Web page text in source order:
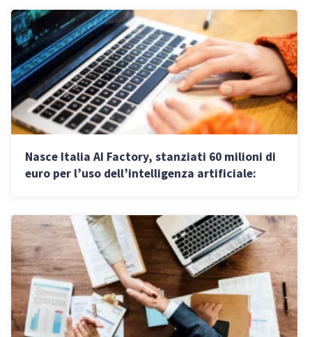
Nasce Italia AI Factory, stanziati 60 milioni di
euro per l’uso dell’intelligenza artificiale: